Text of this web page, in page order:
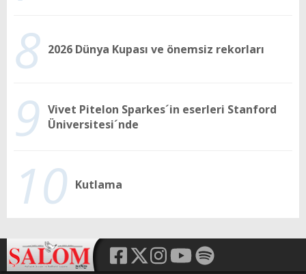
8 2026 Dünya Kupası ve önemsiz rekorları
9 Vivet Pitelon Sparkes´in eserleri Stanford
Üniversitesi´nde
10 Kutlama